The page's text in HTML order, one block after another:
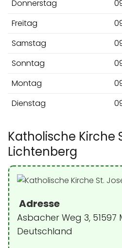
Donnerstag
Freitag
Samstag
Sonntag
Montag
Dienstag
Katholische Kirche
Lichtenberg
Adresse
Asbacher Weg 3, 51597
Deutschland